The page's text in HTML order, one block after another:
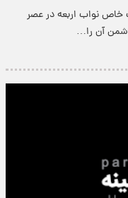
نواب اربعه در عصر
آن را…